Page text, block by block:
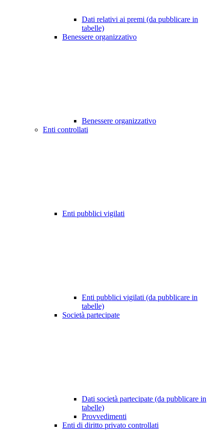
Dati relativi ai premi (da pubblicare in
tabelle)
Benessere organizzativo
Benessere organizzativo
Enti controllati
Enti pubblici vigilati
Enti pubblici vigilati (da pubblicare in
tabelle)
Società partecipate
Dati società partecipate (da pubblicare in
tabelle)
Provvedimenti
Enti di diritto privato controllati